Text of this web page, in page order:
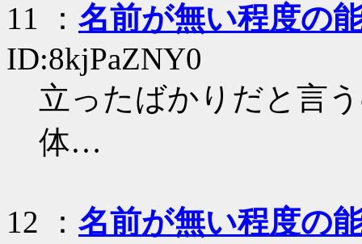
11 ： 名前が無い程度の
ID:8kjPaZNY0
立ったばかりだと言
体…
12 ： 名前が無い程度の